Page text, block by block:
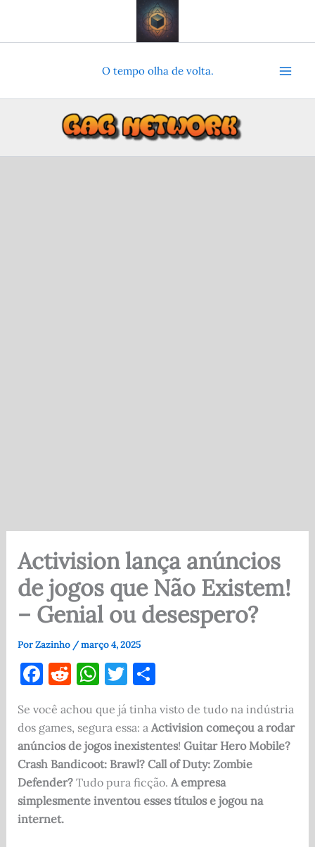
o
O tempo olha de volta.
Activision lança anúncios
de jogos que Não Existem!
– Genial ou desespero?
PorZazinho /março 4, 2025
F
a
c
e
b
o
o
k
R
d
di
t
W
at
s
A
p
p
T
it
te
r
S
ar
e
Se você achou que já tinha visto de tudo na indústria
dos games, segura essa: a Activision começou a rodar
anúncios de jogos inexistentes! Guitar Hero Mobile?
Crash Bandicoot: Brawl? Call of Duty: Zombie
Defender?Tudo pura ficção. A empresa
simplesmente inventou esses títulos e jogou na
internet.